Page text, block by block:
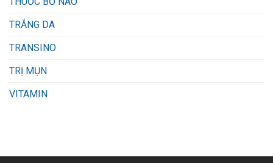
TRẮNG DA
TRANSINO
TRỊ MỤN
VITAMIN